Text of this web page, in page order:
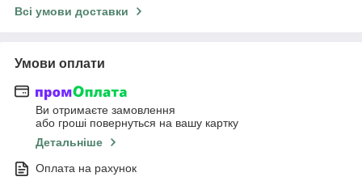
Всі умови доставки
Умови оплати
Ви отримаєте замовлення
або гроші повернуться на вашу картку
Детальніше
Оплата на рахунок